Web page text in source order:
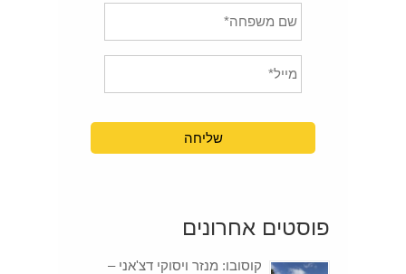
פוסטים אחרונים
קוסובו: מנזר ויסוקי דצ'אני –